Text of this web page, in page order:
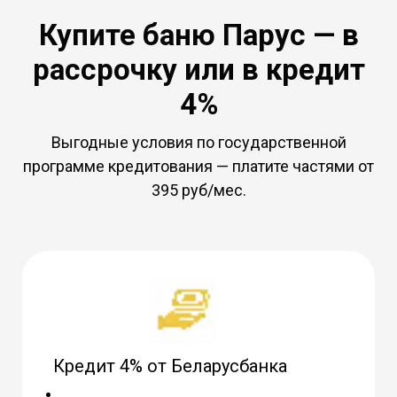
Купите баню Парус — в
рассрочку или в кредит
4%
Выгодные условия по государственной
программе кредитования — платите частями от
395 руб/мес.
Кредит 4% от Беларусбанка